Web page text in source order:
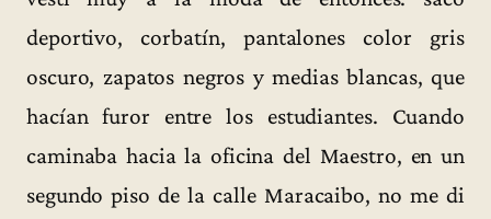
deportivo, corbatín, pantalones color gris
oscuro, zapatos negros y medias blancas, que
hacían furor entre los estudiantes. Cuando
caminaba hacia la oficina del Maestro, en un
segundo piso de la calle Maracaibo, no me di